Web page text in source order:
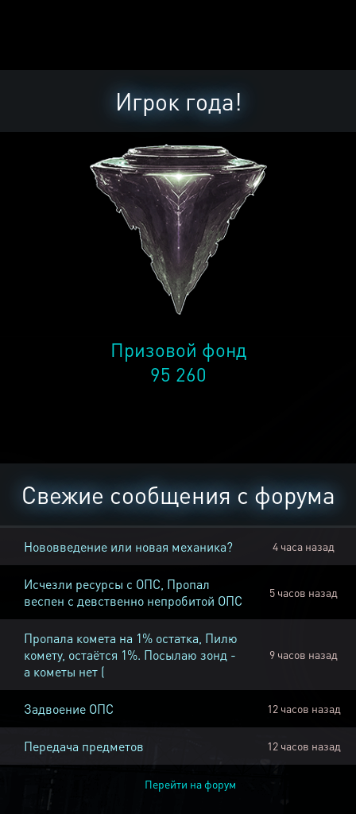
Игрок года!
Призовой фонд
95 260
Свежие сообщения с форума
Нововведение или новая механика? 4 часа назад
Исчезли ресурсы с ОПС, Пропал
веспен с девственно непробитой ОПС
5 часов назад
Пропала комета на 1% остатка, Пилю
комету, остаётся 1%. Посылаю зонд -
а кометы нет (
9 часов назад
Задвоение ОПС 12 часов назад
Передача предметов 12 часов назад
Перейти на форум